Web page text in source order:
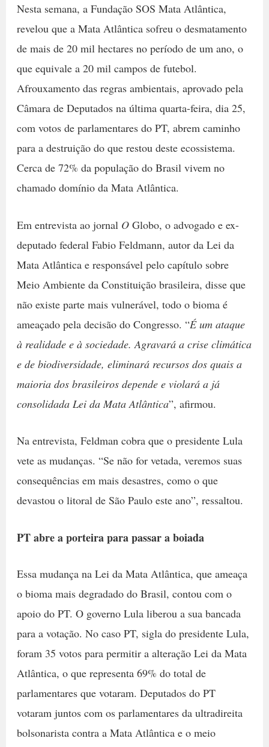
Nesta semana, a Fundação SOS Mata Atlântica,
revelou que a Mata Atlântica sofreu o desmatamento
de mais de 20 mil hectares no período de um ano, o
que equivale a 20 mil campos de futebol.
Afrouxamento das regras ambientais, aprovado pela
Câmara de Deputados na última quarta-feira, dia 25,
com votos de parlamentares do PT, abrem caminho
para a destruição do que restou deste ecossistema.
Cerca de 72% da população do Brasil vivem no
chamado domínio da Mata Atlântica.
Em entrevista ao jornal O Globo, o advogado e ex-
deputado federal Fabio Feldmann, autor da Lei da
Mata Atlântica e responsável pelo capítulo sobre
Meio Ambiente da Constituição brasileira, disse que
não existe parte mais vulnerável, todo o bioma é
ameaçado pela decisão do Congresso. “É um ataque
à realidade e à sociedade. Agravará a crise climática
e de biodiversidade, eliminará recursos dos quais a
maioria dos brasileiros depende e violará a já
consolidada Lei da Mata Atlântica”, afirmou.
Na entrevista, Feldman cobra que o presidente Lula
vete as mudanças. “Se não for vetada, veremos suas
consequências em mais desastres, como o que
devastou o litoral de São Paulo este ano”, ressaltou.
PT abre a porteira para passar a boiada
Essa mudança na Lei da Mata Atlântica, que ameaça
o bioma mais degradado do Brasil, contou com o
apoio do PT. O governo Lula liberou a sua bancada
para a votação. No caso PT, sigla do presidente Lula,
foram 35 votos para permitir a alteração Lei da Mata
Atlântica, o que representa 69% do total de
parlamentares que votaram. Deputados do PT
votaram juntos com os parlamentares da ultradireita
bolsonarista contra a Mata Atlântica e o meio